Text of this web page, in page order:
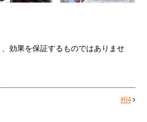
効果を保証するものではありませ
#04